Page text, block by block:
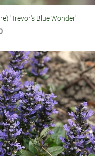
'Trevor's Blue Wonder'